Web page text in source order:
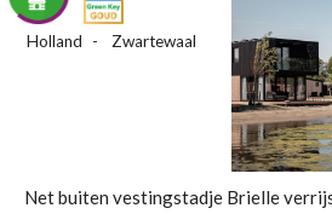
Holland Zwartewaal
Net buiten vestingstadje Brielle